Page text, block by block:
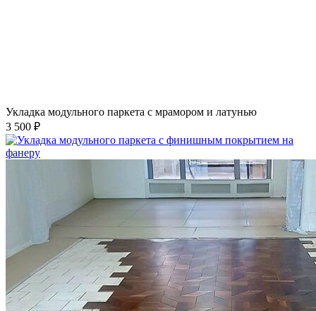
Укладка модульного паркета с мрамором и латунью
3 500 ₽